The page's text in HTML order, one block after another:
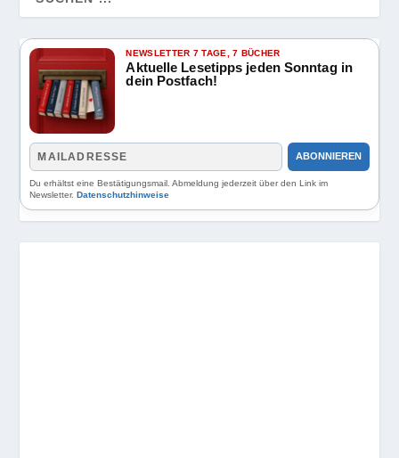
NEWSLETTER 7 TAGE, 7 BÜCHER
Aktuelle Lesetipps jeden Sonntag in
dein Postfach!
ABONNIEREN
Du erhältst eine Bestätigungsmail. Abmeldung jederzeit über den Link im
Newsletter.Datenschutzhinweise